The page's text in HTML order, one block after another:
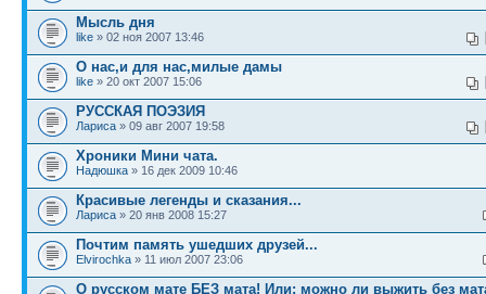
Мысль дня
like » 02 ноя 2007 13:46
О нас,и для нас,милые дамы
like » 20 окт 2007 15:06
РУССКАЯ ПОЭЗИЯ
Лариса » 09 авг 2007 19:58
Хроники Мини чата.
Надюшка » 16 дек 2009 10:46
Красивые легенды и сказания...
Лариса » 20 янв 2008 15:27
Почтим память ушедших друзей...
Elvirochka » 11 июл 2007 23:06
О русском мате БЕЗ мата! Или: можно ли выжить без